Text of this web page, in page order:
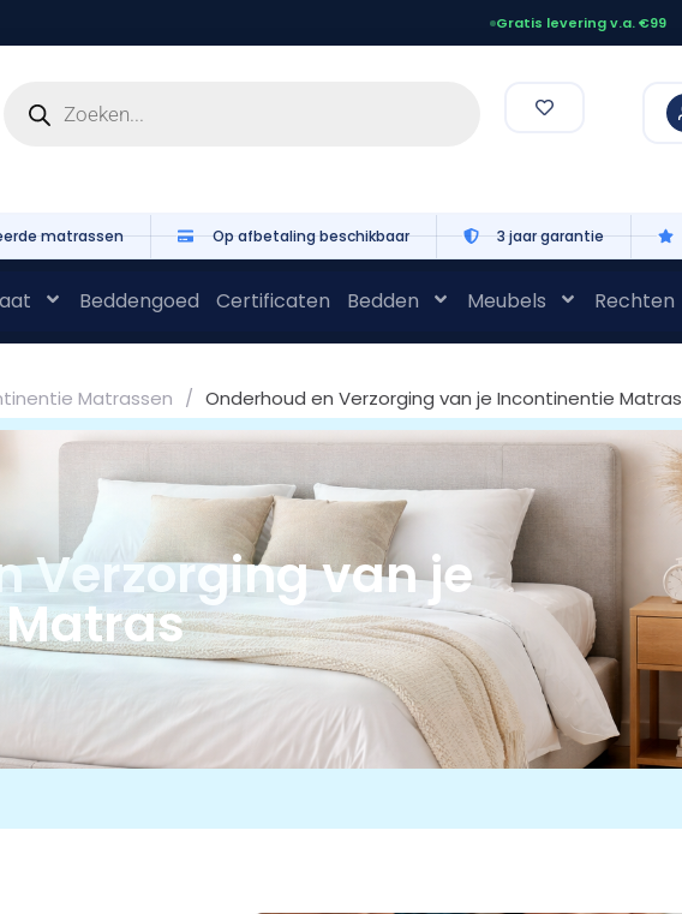
Gratis levering v.a. €99
matrassen Op afbetaling beschikbaar 3 jaar garantie
Beddengoed Certificaten Bedden Meubels Rechten
Matrassen / Onderhoud en Verzorging van je Incontinentie Matras
Verzorging van je